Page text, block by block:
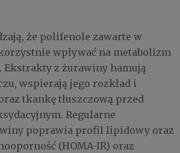
że polifenole zawarte w
wpływać na metabolizm
z żurawiny hamują
wspierają jego rozkład i
tkankę tłuszczową przed
Regularne
poprawia profil lipidowy oraz
(HOMA-IR) oraz